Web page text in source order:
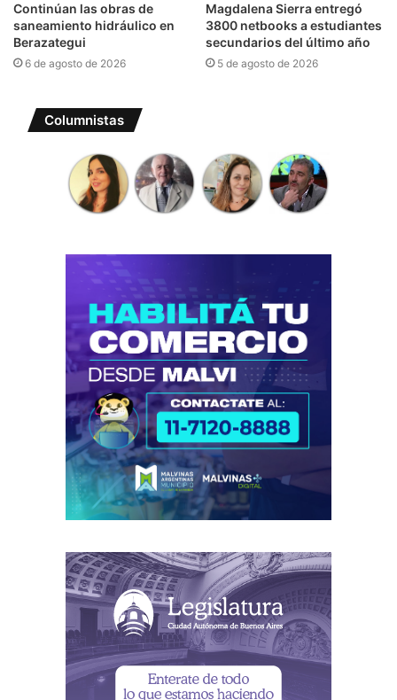
Continúan las obras de
saneamiento hidráulico en
Berazategui
6 de agosto de 2026
Magdalena Sierra entregó
3800 netbooks a estudiantes
secundarios del último año
5 de agosto de 2026
Columnistas